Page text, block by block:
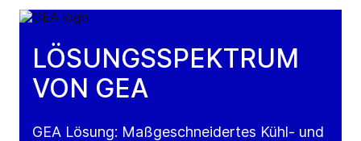
LÖSUNGSSPEKTRUM
VON GEA
GEA Lösung: Maßgeschneidertes Kühl- und